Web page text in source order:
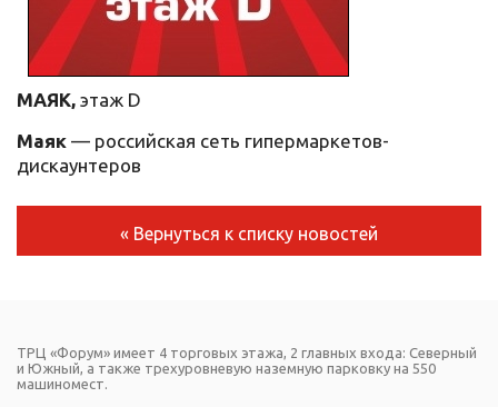
МАЯК, этаж D
Маяк — российская сеть гипермаркетов-
дискаунтеров
« Вернуться к списку новостей
ТРЦ «Форум» имеет 4 торговых этажа, 2 главных входа: Северный
и Южный, а также трехуровневую наземную парковку на 550
машиномест.